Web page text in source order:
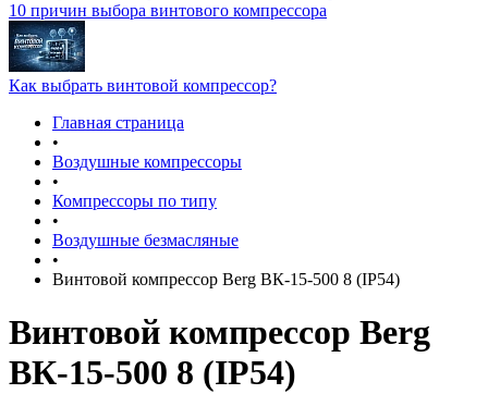
10 причин выбора винтового компрессора
Как выбрать винтовой компрессор?
Главная страница
•
Воздушные компрессоры
•
Компрессоры по типу
•
Воздушные безмасляные
•
Винтовой компрессор Berg ВК-15-500 8 (IP54)
Винтовой компрессор Berg
ВК-15-500 8 (IP54)